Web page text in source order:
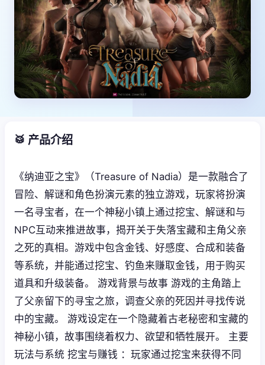
🥁 产品介绍
《纳迪亚之宝》（Treasure of Nadia）是一款融合了
冒险、解谜和角色扮演元素的独立游戏，玩家将扮演
一名寻宝者，在一个神秘小镇上通过挖宝、解谜和与
NPC互动来推进故事，揭开关于失落宝藏和主角父亲
之死的真相。游戏中包含金钱、好感度、合成和装备
等系统，并能通过挖宝、钓鱼来赚取金钱，用于购买
道具和升级装备。 游戏背景与故事 游戏的主角踏上
了父亲留下的寻宝之旅，调查父亲的死因并寻找传说
中的宝藏。 游戏设定在一个隐藏着古老秘密和宝藏的
神秘小镇，故事围绕着权力、欲望和牺牲展开。 主要
玩法与系统 挖宝与赚钱 ：玩家通过挖宝来获得不同